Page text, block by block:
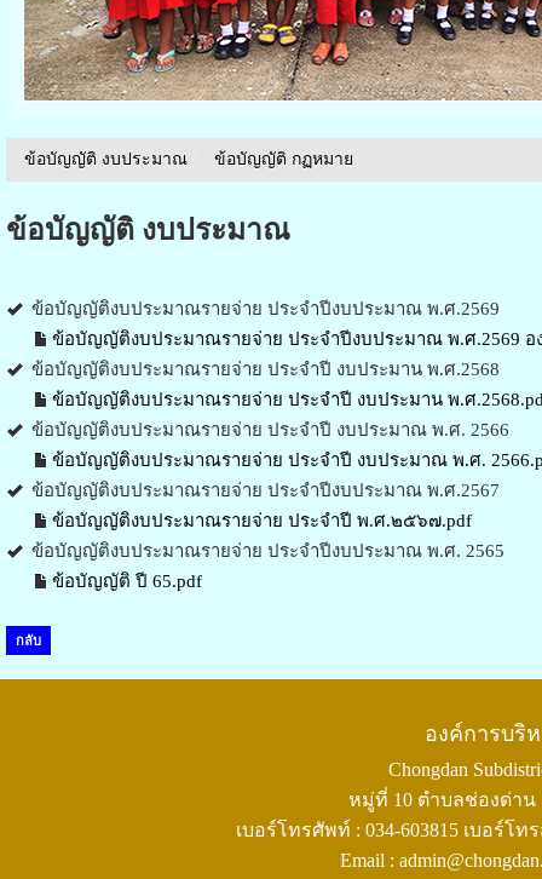
ข้อบัญญัติ งบประมาณ / ข้อบัญญัติ กฏหมาย
ข้อบัญญัติ งบประมาณ
ข้อบัญญัติงบประมาณรายจ่าย ประจำปีงบประมาณ พ.ศ.2569
ข้อบัญญัติงบประมาณรายจ่าย ประจำปีงบประมาณ พ.ศ.2569 อ
ข้อบัญญัติงบประมาณรายจ่าย ประจำปี งบประมาน พ.ศ.2568
ข้อบัญญัติงบประมาณรายจ่าย ประจำปี งบประมาน พ.ศ
ข้อบัญญัติงบประมาณรายจ่าย ประจำปี งบประมาณ พ.ศ. 2566
ข้อบัญญัติงบประมาณรายจ่าย ประจำปี งบประมาณ พ.ศ.
ข้อบัญญัติงบประมาณรายจ่าย ประจำปีงบประมาณ พ.ศ.2567
ข้อบัญญัติงบประมาณรายจ่าย ประจำปี พ.ศ.๒๕๖๗.pdf
ข้อบัญญัติงบประมาณรายจ่าย ประจำปีงบประมาณ พ.ศ. 2565
ข้อบัญญัติ ปี 65.pdf
กลับ
องค์การบริ
Chongdan
หมู่ที่ 10 ตำบลช่องด่าน
เบอร์โทรศัพท์ : 034-603815 เบอร์โท
Email :